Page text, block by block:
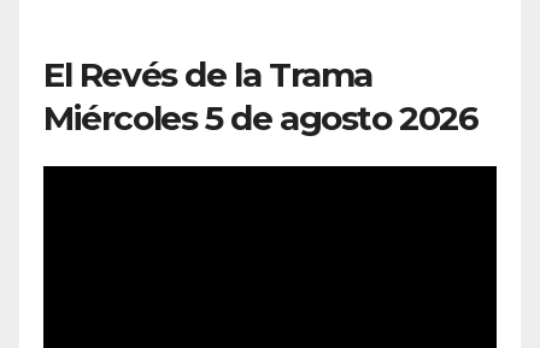
El Revés de la Trama
Miércoles 5 de agosto 2026